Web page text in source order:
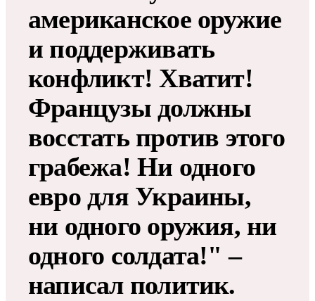
американское оружие
и поддерживать
конфликт! Хватит!
Французы должны
восстать против этого
грабежа! Ни одного
евро для Украины,
ни одного оружия, ни
одного солдата!" –
написал политик.